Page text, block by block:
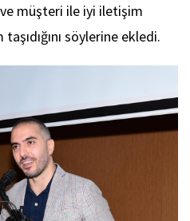
müşteri ile iyi iletişim
söylerine ekledi.